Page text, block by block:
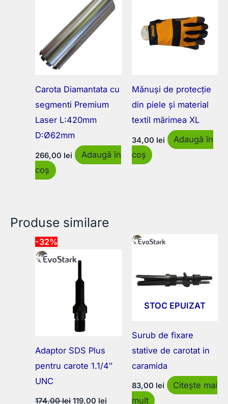
Carota Diamantata cu
segmenti Premium
Laser L:420mm
D:Ø62mm
266,00 lei
Adaugă în
coș
Mănuși de protecție
din piele și material
textil mărimea XL
34,00 lei
Adaugă în
coș
Produse similare
-32%
Adaptor SDS Plus
pentru carote 1.1/4″
UNC
174,00lei Prețul
119,00 lei
STOC EPUIZAT
Surub de fixare
stative de carotat in
caramida
83,00 lei
Citește mai
mult